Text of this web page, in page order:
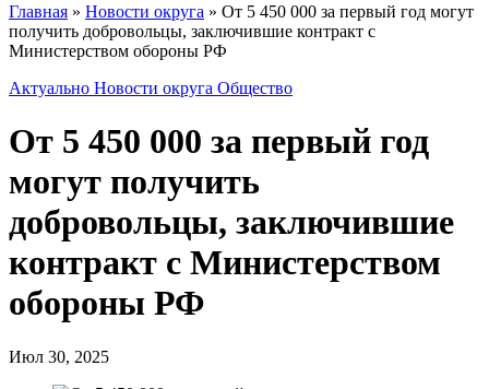
Главная » Новости округа » От 5 450 000 за первый год могут
получить добровольцы, заключившие контракт с
Министерством обороны РФ
Актуально Новости округа Общество
От 5 450 000 за первый год
могут получить
добровольцы, заключившие
контракт с Министерством
обороны РФ
Июл 30, 2025